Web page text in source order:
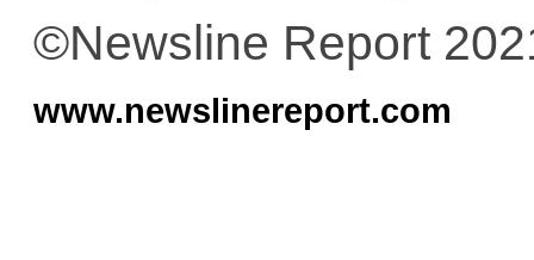
©Newsline Report
www.newslinereport.com